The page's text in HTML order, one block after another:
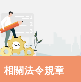
相關法令規章